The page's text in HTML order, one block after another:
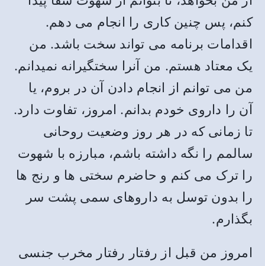
کنم، پس چنین کاری را انجام می دهم.
اقدامات برنامه می تواند سخت باشد. من
یک معتاد هستم. من آنرا سختگیرانه نمیدانم.
من می توانم از انجام دادن آن در بروم، یا
آن را داروی خودم بدانم. امروز، تفاوت دارد.
تا زمانی که در هر روز وضعیت روحانی
سالمم را نگه داشته باشم، مبارزه با شهوت
را ترک می کنم و حاضرم سختی ها و رنج ها
را بدون توسل به داروهای سمی پشت سر
بگذارم.
امروز من قبل از رفتار رفتار مخرب جنسی